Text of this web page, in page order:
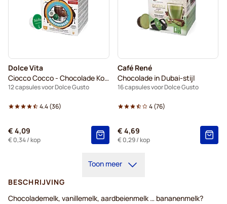
Dolce Vita
Ciocco Cocco - Chocolade Kokosnoot
12 capsules voor Dolce Gusto
4.4(36)
€ 4,09
€ 0,34/ kop
Café René
Chocolade in Dubai-stijl
16 capsules voor Dolce Gusto
4(76)
€ 4,69
€ 0,29/ kop
Toon meer
BESCHRIJVING
Chocolademelk, vanillemelk, aardbeienmelk … bananenmelk?